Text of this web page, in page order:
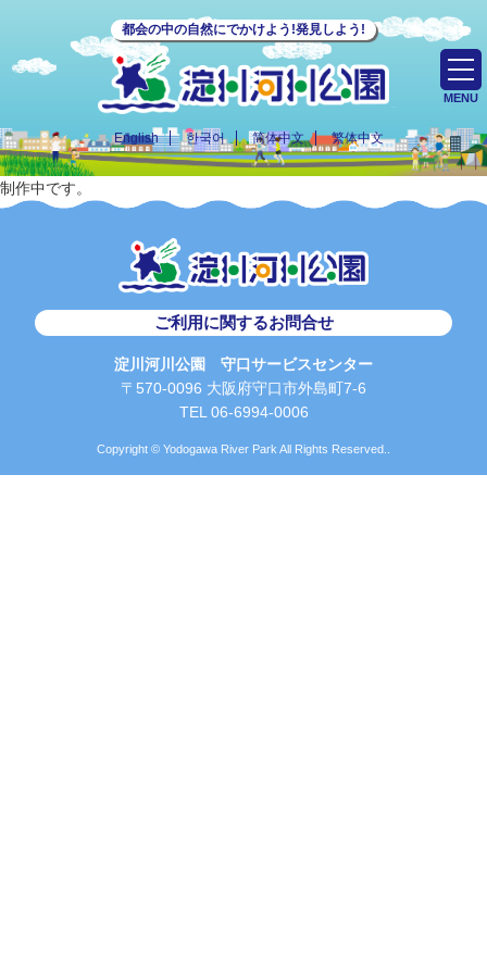
都会の中の自然にでかけよう!発見しよう!
English 한국어 简体中文 繁体中文
MENU
制作中です。
ご利用に関するお問合せ
淀川河川公園 守口サービスセンター
〒570-0096 大阪府守口市外島町7-6
TEL 06-6994-0006
Copyright © Yodogawa River Park All Rights Reserved..